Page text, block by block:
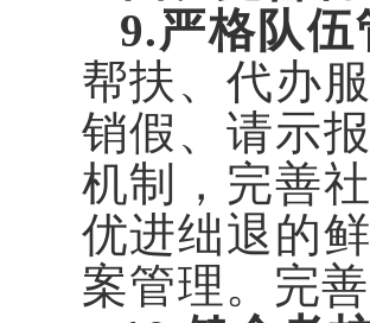
9.严格队伍
帮扶、代办
销假、请示
机制，完善
优进绌退的
案管理。完